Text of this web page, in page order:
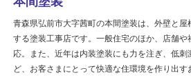
青森県弘前市大字茜町の本間塗装は、外壁と
する塗装工事店です。一般住宅のほか、店舗
応。また、近年は内装塗装にも力を注ぎ、低
ど、お客さまにとって快適な住環境を作り出す